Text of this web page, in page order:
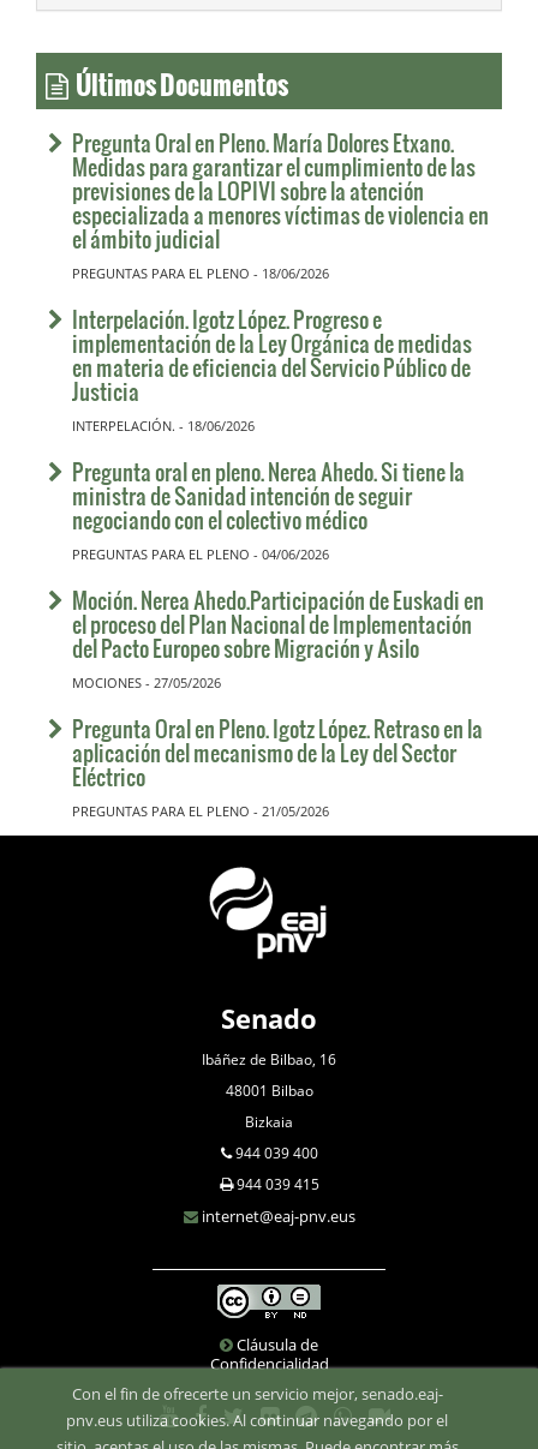
Últimos Documentos
Pregunta Oral en Pleno. María Dolores Etxano.
Medidas para garantizar el cumplimiento de las
previsiones de la LOPIVI sobre la atención
especializada a menores víctimas de violencia en
el ámbito judicial
PREGUNTAS PARA EL PLENO - 18/06/2026
Interpelación. Igotz López. Progreso e
implementación de la Ley Orgánica de medidas
en materia de eficiencia del Servicio Público de
Justicia
INTERPELACIÓN. - 18/06/2026
Pregunta oral en pleno. Nerea Ahedo. Si tiene la
ministra de Sanidad intención de seguir
negociando con el colectivo médico
PREGUNTAS PARA EL PLENO - 04/06/2026
Moción. Nerea Ahedo.Participación de Euskadi en
el proceso del Plan Nacional de Implementación
del Pacto Europeo sobre Migración y Asilo
MOCIONES - 27/05/2026
Pregunta Oral en Pleno. Igotz López. Retraso en la
aplicación del mecanismo de la Ley del Sector
Eléctrico
PREGUNTAS PARA EL PLENO - 21/05/2026
Senado
Ibáñez de Bilbao, 16
48001 Bilbao
Bizkaia
944 039 400
944 039 415
internet@eaj-pnv.eus
Cláusula de
Confidencialidad
Con el fin de ofrecerte un servicio mejor, senado.eaj-
pnv.eus utiliza cookies. Al continuar navegando por el